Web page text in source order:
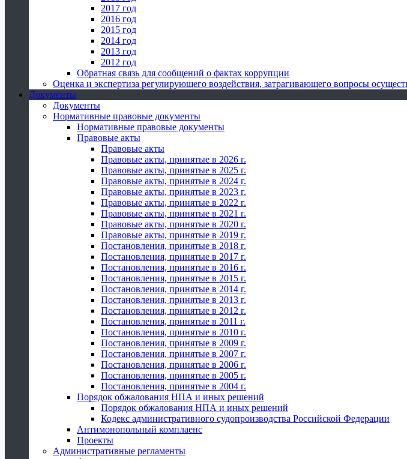
2017 год
2016 год
2015 год
2014 год
2013 год
2012 год
Обратная связь для сообщений о фактах коррупции
Оценка и экспертиза регулирующего воздействия, затрагивающего вопросы
Документы
Документы
Нормативные правовые документы
Нормативные правовые документы
Правовые акты
Правовые акты
Правовые акты, принятые в 2026 г.
Правовые акты, принятые в 2025 г.
Правовые акты, принятые в 2024 г.
Правовые акты, принятые в 2023 г.
Правовые акты, принятые в 2022 г.
Правовые акты, принятые в 2021 г.
Правовые акты, принятые в 2020 г.
Правовые акты, принятые в 2019 г.
Постановления, принятые в 2018 г.
Постановления, принятые в 2017 г.
Постановления, принятые в 2016 г.
Постановления, принятые в 2015 г.
Постановления, принятые в 2014 г.
Постановления, принятые в 2013 г.
Постановления, принятые в 2012 г.
Постановления, принятые в 2011 г.
Постановления, принятые в 2010 г.
Постановления, принятые в 2009 г.
Постановления, принятые в 2007 г.
Постановления, принятые в 2006 г.
Постановления, принятые в 2005 г.
Постановления, принятые в 2004 г.
Порядок обжалования НПА и иных решений
Порядок обжалования НПА и иных решений
Кодекс административного судопроизводства Российской Федерации
Антимонопольный комплаенс
Проекты
Административные регламенты